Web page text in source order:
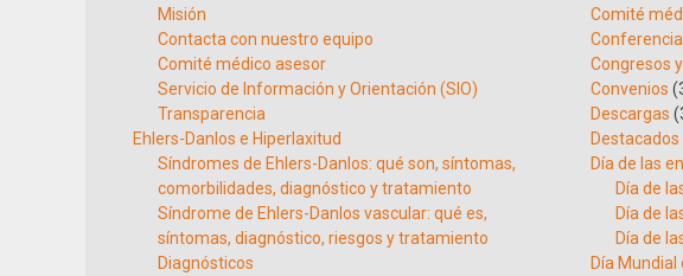
Misión
Contacta con nuestro equipo
Comité médico asesor
Servicio de Información y Orientación (SIO)
Transparencia
Ehlers-Danlos e Hiperlaxitud
Síndromes de Ehlers-Danlos: qué son, síntomas,
comorbilidades, diagnóstico y tratamiento
Síndrome de Ehlers-Danlos vascular: qué es,
síntomas, diagnóstico, riesgos y tratamiento
Diagnósticos
Comité
Congresos
Convenios
Descargas
Destacados
Día de las
Día de
Día de
Día de
Día